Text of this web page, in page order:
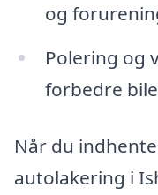
og
Polering og
forbedre
Når du
autolakering i